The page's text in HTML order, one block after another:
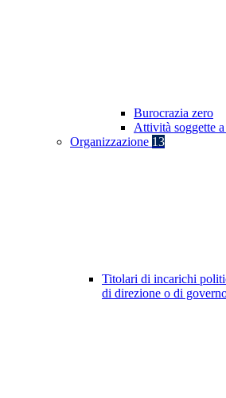
Burocrazia zero
Attività soggette
Organizzazione 13
Titolari di incarichi
di direzione o di